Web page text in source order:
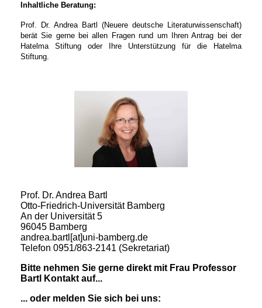
Inhaltliche Beratung:
Prof. Dr. Andrea Bartl (Neuere deutsche Literaturwissenschaft)
berät Sie gerne bei allen Fragen rund um Ihren Antrag bei der
Hatelma Stiftung oder Ihre Unterstützung für die Hatelma
Stiftung.
Prof. Dr. Andrea Bartl
Otto-Friedrich-Universität Bamberg
An der Universität 5
96045 Bamberg
andrea.bartl[at]uni-bamberg.de
Telefon 0951/863-2141 (Sekretariat)
Bitte nehmen Sie gerne direkt mit Frau Professor
Bartl Kontakt auf...
... oder melden Sie sich bei uns: